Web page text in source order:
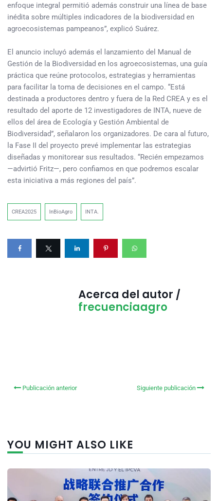
enfoque integral permitió además construir una línea de base
inédita sobre múltiples indicadores de la biodiversidad en
agroecosistemas pampeanos”, explicó Suárez.
El anuncio incluyó además el lanzamiento del Manual de
Gestión de la Biodiversidad en los agroecosistemas, una guía
práctica que reúne protocolos, estrategias y herramientas
para facilitar la toma de decisiones en el campo. “Está
destinada a productores dentro y fuera de la Red CREA y es el
resultado del aporte de 12 investigadores de INTA, nueve de
ellos del área de Ecología y Gestión Ambiental de
Biodiversidad”, señalaron los organizadores. De cara al futuro,
la Fase II del proyecto prevé implementar las estrategias
diseñadas y monitorear sus resultados. “Recién empezamos
—advirtió Fritz—, pero confiamos en que podremos escalar
esta iniciativa a más regiones del país”.
CREA2025 InBioAgro INTA.
Acerca del autor /
frecuenciaagro
Publicación anterior Siguiente publicación
YOU MIGHT ALSO LIKE